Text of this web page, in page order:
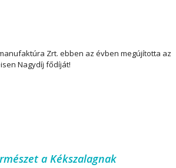
Zrt. ebben az évben megújította az
Nagydíj fődíját!
a Kékszalagnak